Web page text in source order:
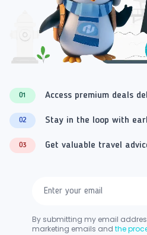
01 Access premium deals
02 Stay in the loop with
03 Get valuable travel
By submitting my email
marketing emails and the